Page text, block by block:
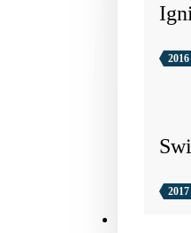
2016
2017